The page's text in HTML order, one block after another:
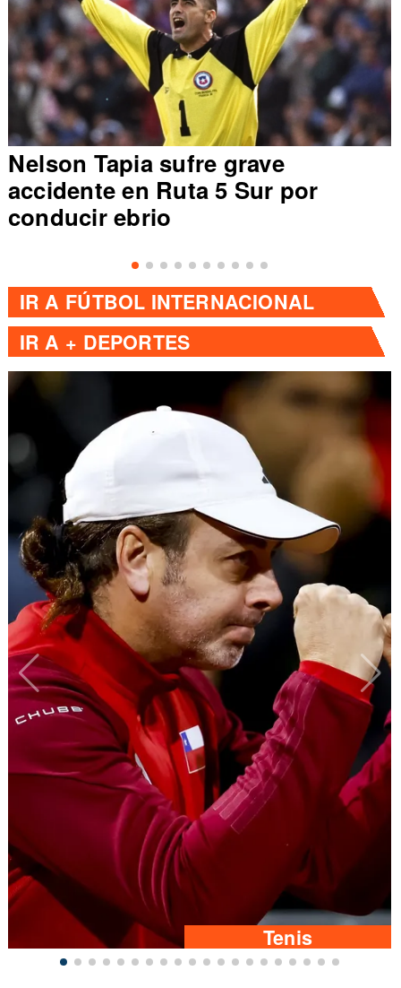
Nelson Tapia sufre grave
accidente en Ruta 5 Sur por
conducir ebrio
IR A FÚTBOL INTERNACIONAL
IR A + DEPORTES
Tenis